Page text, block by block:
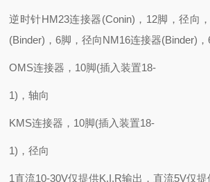
逆时针HM23连接器(Conin)，12脚，径向
(Binder)，6脚，径向NM16连接器(Binder)，
OMS连接器，10脚(插入装置18-
1)，轴向
KMS连接器，10脚(插入装置18-
1)，径向
1直流10-30V仅提供K,I,R输出，直流5V仅